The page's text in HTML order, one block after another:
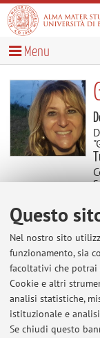
Questo
Nel nostro sito
funzionamento, sia
facoltativi che
Cookie e altri
analisi statistiche,
istituzionale e
Se chiudi questo
Menu
Avvisi
Al momento non
Area riservata